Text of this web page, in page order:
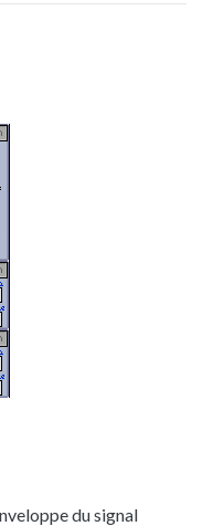
du signal